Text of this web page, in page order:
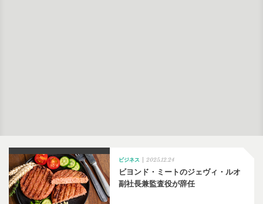
ビジネス 2025.12.24
ビヨンド・ミートのジェヴィ・ルオ
副社長兼監査役が辞任